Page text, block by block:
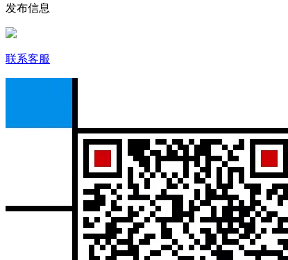
发布信息
联系客服